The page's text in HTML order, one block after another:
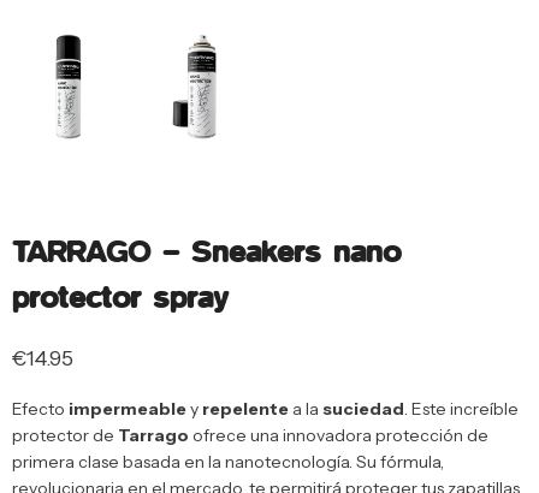
TARRAGO – Sneakers nano
protector spray
€14.95
Efecto impermeabley repelente a la suciedad. Este increíble
protector de Tarrago ofrece una innovadora protección de
primera clase basada en la nanotecnología. Su fórmula,
revolucionaria en el mercado, te permitirá proteger tus zapatillas